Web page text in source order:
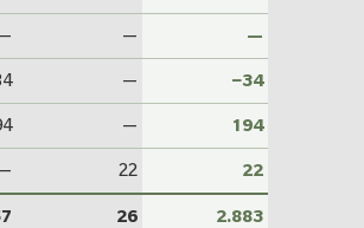
— —
— −34
— 194
22 22
26 2.883